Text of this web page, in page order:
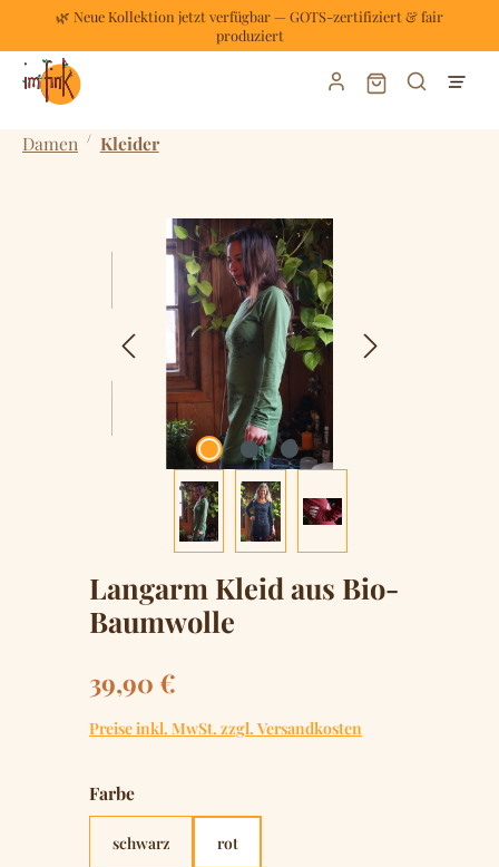
Zum Hauptinhalt springen
🌿 Neue Kollektion jetzt verfügbar — GOTS-zertifiziert & fair
produziert
Warenkorb
Damen / Kleider
Bildergalerie überspringen
Langarm Kleid aus Bio-
Baumwolle
Regulärer Preis:
39,90 €
Preise inkl. MwSt. zzgl. Versandkosten
Farbeauswählen
schwarz rot